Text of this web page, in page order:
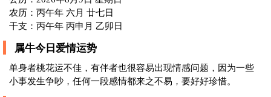
农历：丙午年 六月 廿七日
干支：丙午年 丙申月 乙卯日
属牛今日爱情运势
单身者桃花运不佳，有伴者也很容易出现情感问题，因为一些
小事发生争吵，任何一段感情都来之不易，要好好珍惜。